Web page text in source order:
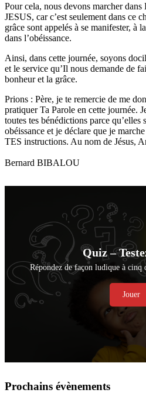
Pour cela, nous devons marcher
JESUS, car c’est seulement dans ce
grâce sont appelés à se manifester, à
dans l’obéissance.
Ainsi, dans cette journée, soyons
et le service qu’Il nous demande de
bonheur et la grâce.
Prions : Père, je te remercie de me
pratiquer Ta Parole en cette journée.
toutes tes bénédictions parce qu’elles
obéissance et je déclare que je
TES instructions. Au nom de Jésus,
Bernard BIBALOU
Quiz –
Répondez de façon ludique à cinq
Jouer
Prochains évènements